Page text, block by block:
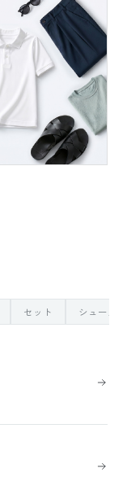
セット シューズ